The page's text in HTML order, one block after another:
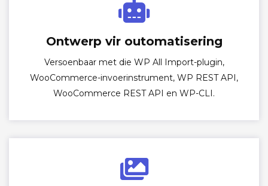
Ontwerp vir outomatisering
Versoenbaar met die WP All Import-plugin,
WooCommerce-invoerinstrument, WP REST API,
WooCommerce REST API en WP-CLI.